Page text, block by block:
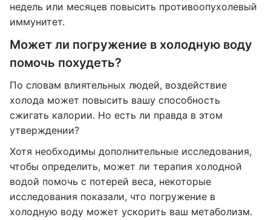
недель или месяцев повысить противоопухолевый
иммунитет.
Может ли погружение в холодную воду
помочь похудеть?
По словам влиятельных людей, воздействие
холода может повысить вашу способность
сжигать калории. Но есть ли правда в этом
утверждении?
Хотя необходимы дополнительные исследования,
чтобы определить, может ли терапия холодной
водой помочь с потерей веса, некоторые
исследования показали, что погружение в
холодную воду может ускорить ваш метаболизм.